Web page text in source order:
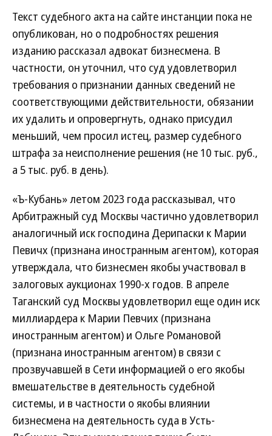
Текст судебного акта на сайте инстанции пока не
опубликован, но о подробностях решения
изданию рассказал адвокат бизнесмена. В
частности, он уточнил, что суд удовлетворил
требования о признании данных сведений не
соответствующими действительности, обязании
их удалить и опровергнуть, однако присудил
меньший, чем просил истец, размер судебного
штрафа за неисполнение решения (не 10 тыс. руб.,
а 5 тыс. руб. в день).
«Ъ-Кубань» летом 2023 года рассказывал, что
Арбитражный суд Москвы частично удовлетворил
аналогичный иск господина Дерипаски к Марии
Певичх (признана иностранным агентом), которая
утверждала, что бизнесмен якобы участвовал в
залоговых аукционах 1990-х годов. В апреле
Таганский суд Москвы удовлетворил еще один иск
миллиардера к Марии Певчих (признана
иностранным агентом) и Ольге Романовой
(признана иностранным агентом) в связи с
прозвучавшей в Сети информацией о его якобы
вмешательстве в деятельность судебной
системы, и в частности о якобы влиянии
бизнесмена на деятельность суда в Усть-